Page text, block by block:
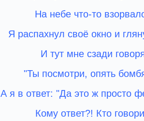
На небе что-то
Я распахнул своё окно и
И тут мне сзади
"Ты посмотри, опять
А я в ответ: "Да это ж просто
Кому ответ?! Кто